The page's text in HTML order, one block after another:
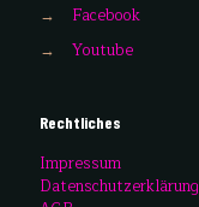
→
Facebook
→
Youtube
Rechtliches
Impressum
Datenschutzerklärung